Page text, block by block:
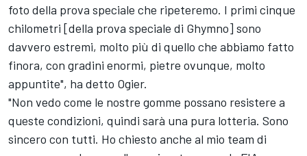
foto della prova speciale che ripeteremo. I primi cinque
chilometri [della prova speciale di Ghymno] sono
davvero estremi, molto più di quello che abbiamo fatto
finora, con gradini enormi, pietre ovunque, molto
appuntite", ha detto Ogier.
"Non vedo come le nostre gomme possano resistere a
queste condizioni, quindi sarà una pura lotteria. Sono
sincero con tutti. Ho chiesto anche al mio team di